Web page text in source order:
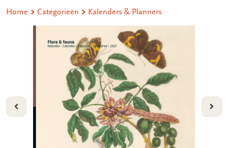
Home Categorieën Kalenders & Planners
VORIGE